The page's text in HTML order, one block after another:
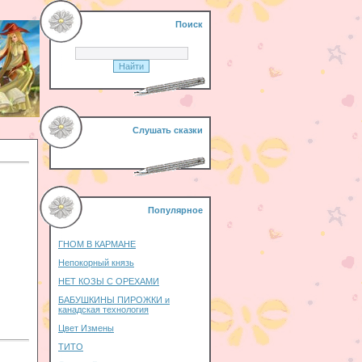
Поиск
Слушать сказки
Популярное
ГНОМ В КАРМАНЕ
Непокорный князь
НЕТ КОЗЫ С ОРЕХАМИ
БАБУШКИНЫ ПИРОЖКИ и
канадская технология
Цвет Измены
ТИТО